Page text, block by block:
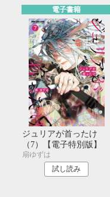
電子書籍
ジュリアが首ったけ
（7）【電子特別版】
扇ゆずは
試し読み
14 15 16 17
21 22 23 24
29 30